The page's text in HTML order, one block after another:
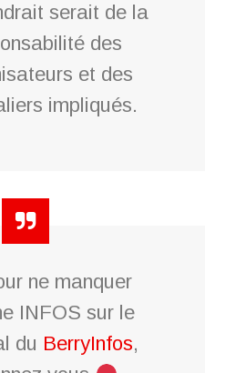
serait de la
des
et des
impliqués.
ne manquer
INFOS sur le
du BerryInfos,